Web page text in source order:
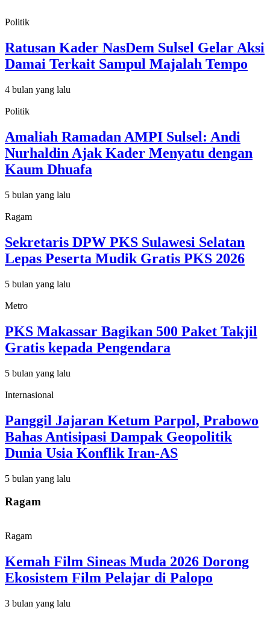
Politik
Ratusan Kader NasDem Sulsel Gelar Aksi
Damai Terkait Sampul Majalah Tempo
4 bulan yang lalu
Politik
Amaliah Ramadan AMPI Sulsel: Andi
Nurhaldin Ajak Kader Menyatu dengan
Kaum Dhuafa
5 bulan yang lalu
Ragam
Sekretaris DPW PKS Sulawesi Selatan
Lepas Peserta Mudik Gratis PKS 2026
5 bulan yang lalu
Metro
PKS Makassar Bagikan 500 Paket Takjil
Gratis kepada Pengendara
5 bulan yang lalu
Internasional
Panggil Jajaran Ketum Parpol, Prabowo
Bahas Antisipasi Dampak Geopolitik
Dunia Usia Konflik Iran-AS
5 bulan yang lalu
Ragam
Ragam
Kemah Film Sineas Muda 2026 Dorong
Ekosistem Film Pelajar di Palopo
3 bulan yang lalu